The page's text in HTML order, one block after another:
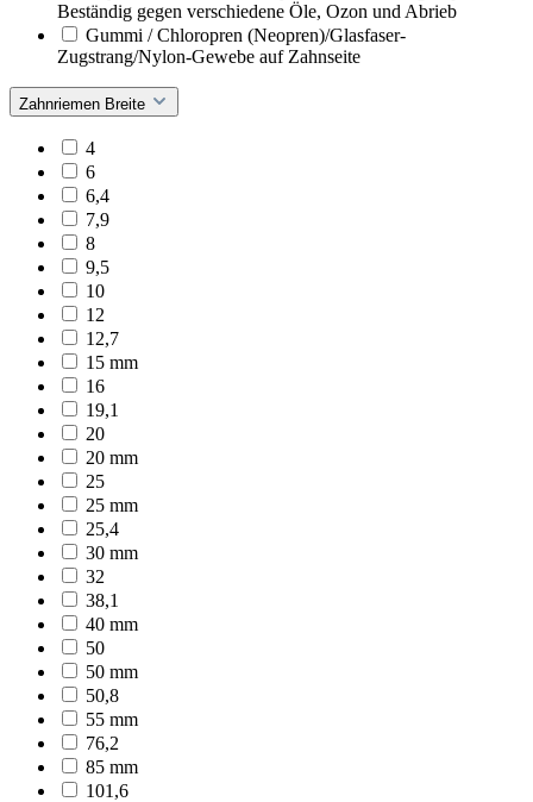
Beständig gegen verschiedene Öle, Ozon und Abrieb
Gummi / Chloropren (Neopren)/Glasfaser-
Zugstrang/Nylon-Gewebe auf Zahnseite
Zahnriemen Breite
4
6
6,4
7,9
8
9,5
10
12
12,7
15 mm
16
19,1
20
20 mm
25
25 mm
25,4
30 mm
32
38,1
40 mm
50
50 mm
50,8
55 mm
76,2
85 mm
101,6